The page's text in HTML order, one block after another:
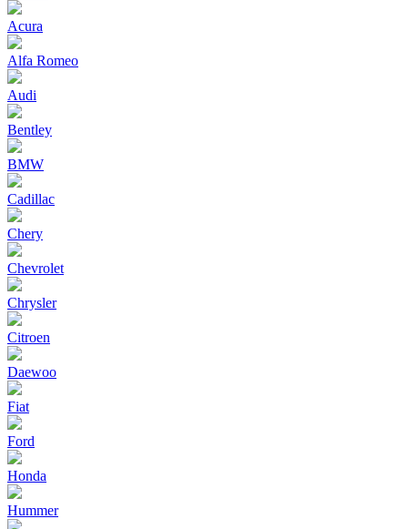
Acura
Alfa Romeo
Audi
Bentley
BMW
Cadillac
Chery
Chevrolet
Chrysler
Citroen
Daewoo
Fiat
Ford
Honda
Hummer